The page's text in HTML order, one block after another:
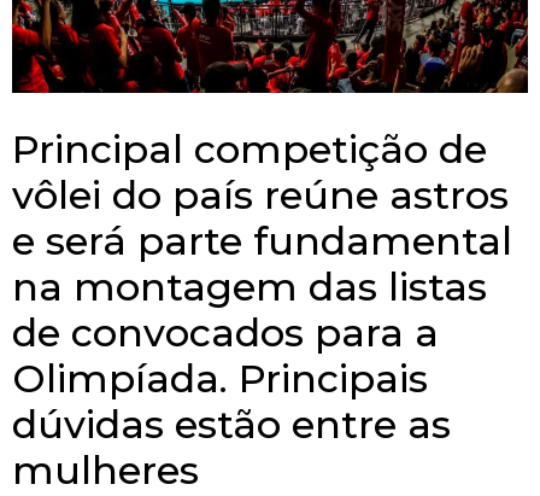
Principal competição de
vôlei do país reúne astros
e será parte fundamental
na montagem das listas
de convocados para a
Olimpíada. Principais
dúvidas estão entre as
mulheres